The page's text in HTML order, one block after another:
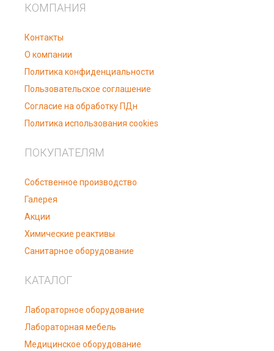
КОМПАНИЯ
Контакты
О компании
Политика конфиденциальности
Пользовательское соглашение
Согласие на обработку ПДн
Политика использования cookies
ПОКУПАТЕЛЯМ
Собственное производство
Галерея
Акции
Химические реактивы
Санитарное оборудование
КАТАЛОГ
Лабораторное оборудование
Лабораторная мебель
Медицинское оборудование